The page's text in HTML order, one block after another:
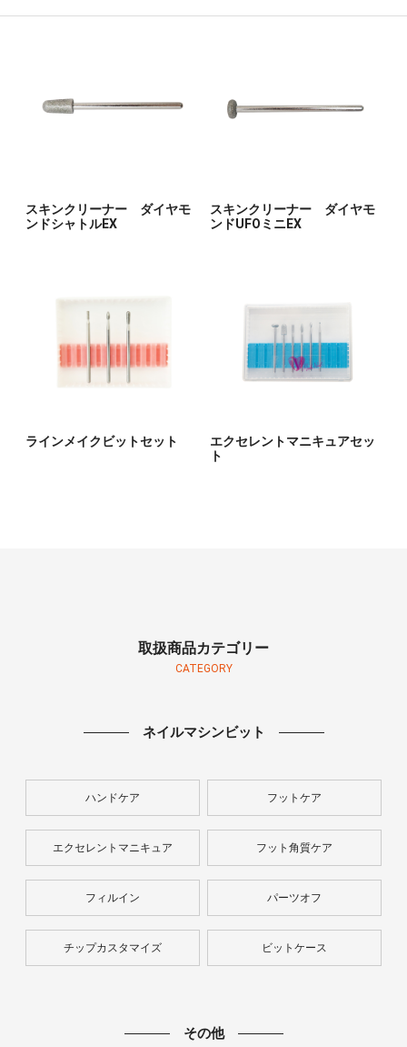
スキンクリーナー ダイヤモ
ンドシャトルEX
スキンクリーナー ダイヤモ
ンドUFOミニEX
ラインメイクビットセット
エクセレントマニキュアセッ
ト
取扱商品カテゴリー
CATEGORY
ネイルマシンビット
ハンドケア フットケア
エクセレントマニキュア フット角質ケア
フィルイン パーツオフ
チップカスタマイズ ビットケース
その他